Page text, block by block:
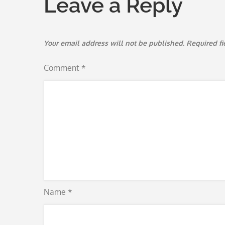
Leave a Reply
Your email address will not be published. Required
Comment *
Name *